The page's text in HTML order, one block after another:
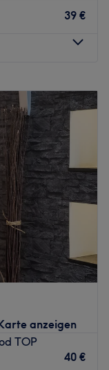
39 €
09:00
19:00
09:00–19:00
09:00– 19:00
09:00–19:00
09:00 –18:00
Geschlossen
Hauptbahnhof
auf ein
Beauty und
asiatische
Spa-
dir eine
und deine
Die
anzeigen
TOP
40 €